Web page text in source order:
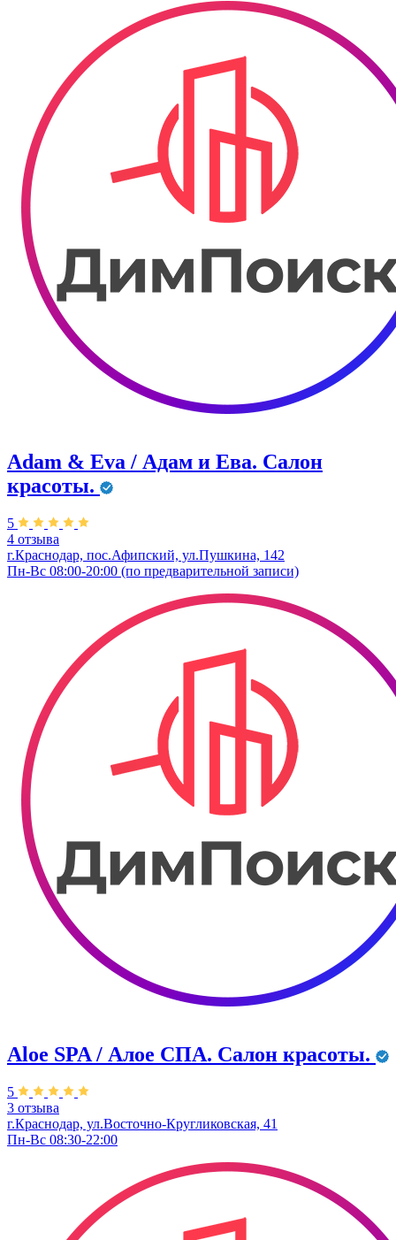
Adam & Eva / Адам и Ева. Салон
красоты.
5
4 отзыва
г.Краснодар, пос.Афипский, ул.Пушкина, 142
Пн-Вс 08:00-20:00 (по предварительной записи)
Aloe SPA / Алое СПА. Салон красоты.
5
3 отзыва
г.Краснодар, ул.Восточно-Кругликовская, 41
Пн-Вс 08:30-22:00